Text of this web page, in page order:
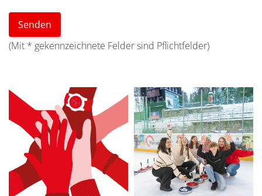
(Mit * gekennzeichnete Felder sind Pflichtfelder)